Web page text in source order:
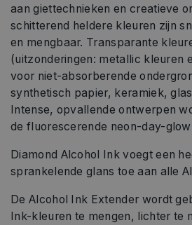
aan giettechnieken en creatieve
schitterend heldere kleuren zijn
en mengbaar. Transparante
(uitzonderingen: metallic kleuren
voor niet-absorberende
synthetisch papier, keramiek,
Intense, opvallende ontwerpen
de fluorescerende neon-day-
Diamond Alcohol Ink voegt een
sprankelende glans toe aan alle
De Alcohol Ink Extender wordt
Ink-kleuren te mengen, lichter te